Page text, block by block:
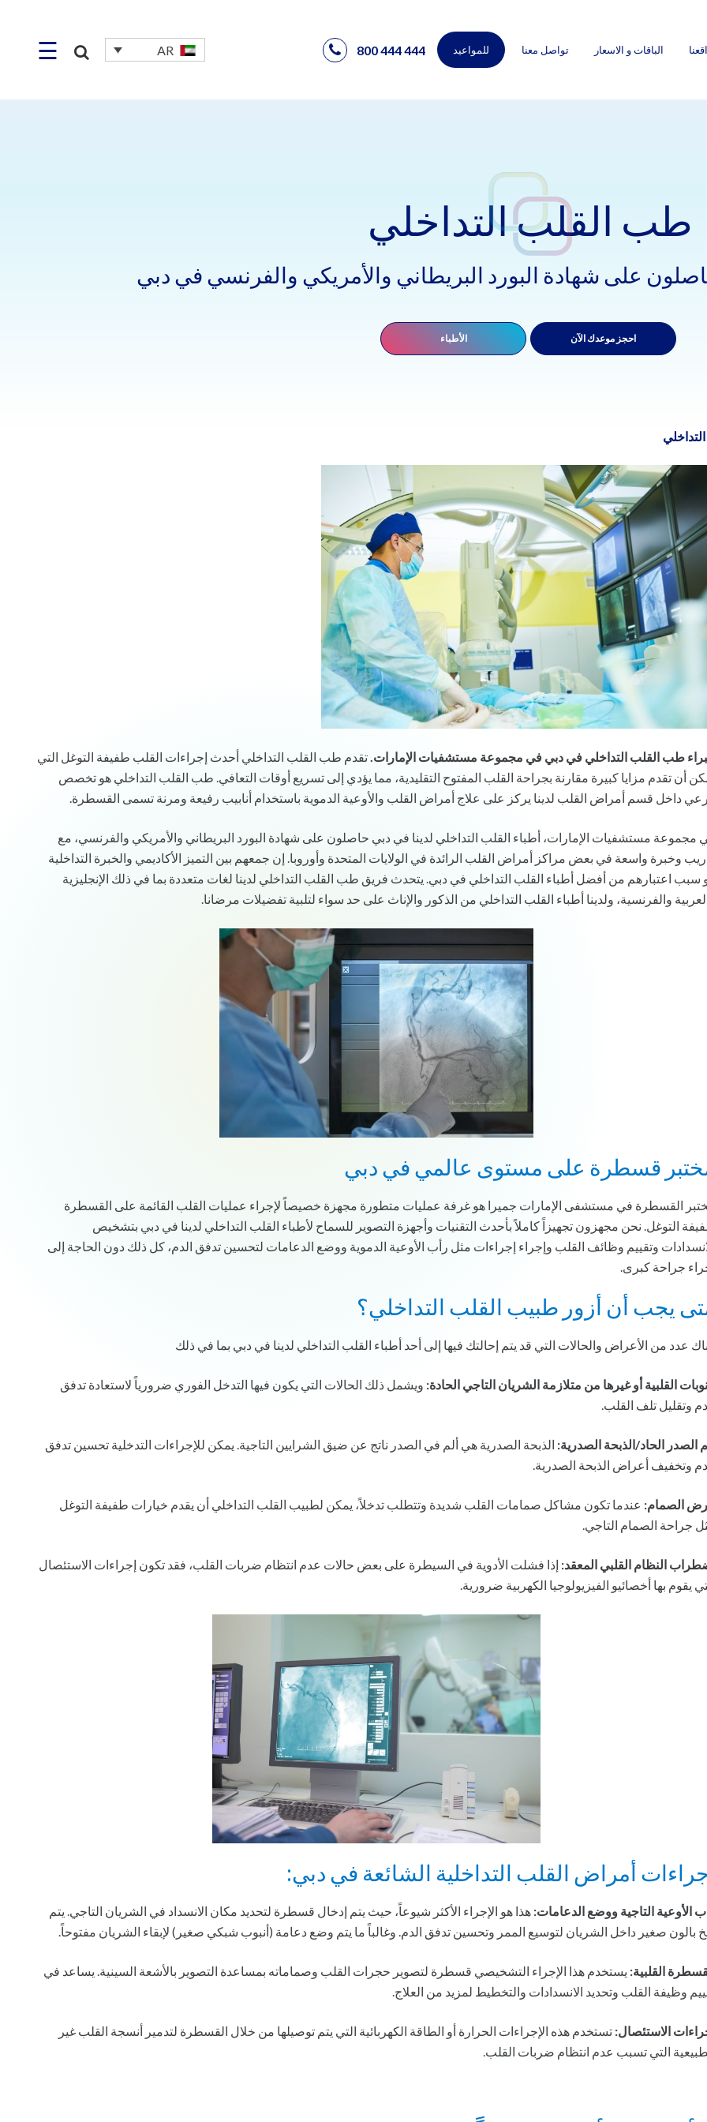
الباقات و الاسعار تواصل معنا للمواعيد 800 444 444
AR
☰
طب القلب التداخلي
على شهادة البورد البريطاني والأمريكي والفرنسي في دبي
احجز موعدك الآن الأطباء
طب القلب التداخلي في دبي في مجموعة مستشفيات الإمارات. تقدم طب القلب التداخلي أحدث إجراءات القلب طفيفة التوغل التي
أن تقدم مزايا كبيرة مقارنة بجراحة القلب المفتوح التقليدية، مما يؤدي إلى تسريع أوقات التعافي. طب القلب التداخلي هو تخصص
داخل قسم أمراض القلب لدينا يركز على علاج أمراض القلب والأوعية الدموية باستخدام أنابيب رفيعة ومرنة تسمى القسطرة.
مجموعة مستشفيات الإمارات، أطباء القلب التداخلي لدينا في دبي حاصلون على شهادة البورد البريطاني والأمريكي والفرنسي، مع
وخبرة واسعة في بعض مراكز أمراض القلب الرائدة في الولايات المتحدة وأوروبا. إن جمعهم بين التميز الأكاديمي والخبرة التداخلية
سبب اعتبارهم من أفضل أطباء القلب التداخلي في دبي. يتحدث فريق طب القلب التداخلي لدينا لغات متعددة بما في ذلك الإنجليزية
والفرنسية، ولدينا أطباء القلب التداخلي من الذكور والإناث على حد سواء لتلبية تفضيلات مرضانا.
قسطرة على مستوى عالمي في دبي
القسطرة في مستشفى الإمارات جميرا هو غرفة عمليات متطورة مجهزة خصيصاً لإجراء عمليات القلب القائمة على القسطرة
التوغل. نحن مجهزون تجهيزاً كاملاً بأحدث التقنيات وأجهزة التصوير للسماح لأطباء القلب التداخلي لدينا في دبي بتشخيص
وتقييم وظائف القلب وإجراء إجراءات مثل رأب الأوعية الدموية ووضع الدعامات لتحسين تدفق الدم، كل ذلك دون الحاجة إلى
جراحة كبرى.
يجب أن أزور طبيب القلب التداخلي؟
عدد من الأعراض والحالات التي قد يتم إحالتك فيها إلى أحد أطباء القلب التداخلي لدينا في دبي بما في ذلك
القلبية أو غيرها من متلازمة الشريان التاجي الحادة: ويشمل ذلك الحالات التي يكون فيها التدخل الفوري ضرورياً لاستعادة تدفق
وتقليل تلف القلب.
الصدر الحاد/الذبحة الصدرية: الذبحة الصدرية هي ألم في الصدر ناتج عن ضيق الشرايين التاجية. يمكن للإجراءات التدخلية تحسين تدفق
وتخفيف أعراض الذبحة الصدرية.
الصمام: عندما تكون مشاكل صمامات القلب شديدة وتتطلب تدخلاً، يمكن لطبيب القلب التداخلي أن يقدم خيارات طفيفة التوغل
جراحة الصمام التاجي.
النظام القلبي المعقد: إذا فشلت الأدوية في السيطرة على بعض حالات عدم انتظام ضربات القلب، فقد تكون إجراءات الاستئصال
يقوم بها أخصائيو الفيزيولوجيا الكهربية ضرورية.
أمراض القلب التداخلية الشائعة في دبي:
الأوعية التاجية ووضع الدعامات: هذا هو الإجراء الأكثر شيوعاً، حيث يتم إدخال قسطرة لتحديد مكان الانسداد في الشريان التاجي. يتم
بالون صغير داخل الشريان لتوسيع الممر وتحسين تدفق الدم. وغالباً ما يتم وضع دعامة (أنبوب شبكي صغير) لإبقاء الشريان مفتوحاً.
القلبية: يستخدم هذا الإجراء التشخيصي قسطرة لتصوير حجرات القلب وصماماته بمساعدة التصوير بالأشعة السينية. يساعد في
وظيفة القلب وتحديد الانسدادات والتخطيط لمزيد من العلاج.
الاستئصال: تستخدم هذه الإجراءات الحرارة أو الطاقة الكهربائية التي يتم توصيلها من خلال القسطرة لتدمير أنسجة القلب غير
التي تسبب عدم انتظام ضربات القلب.